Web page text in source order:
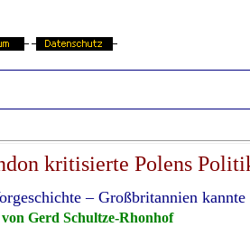
kritisierte Polens
– Großbritannien kannte
von Gerd Schultze-Rhonhof